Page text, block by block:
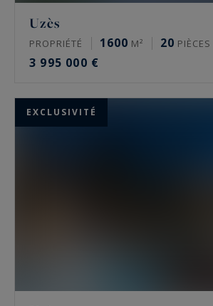
Uzès
PROPRIÉTÉ 1600 M² 20 PIÈCES
3 995 000 €
EXCLUSIVITÉ